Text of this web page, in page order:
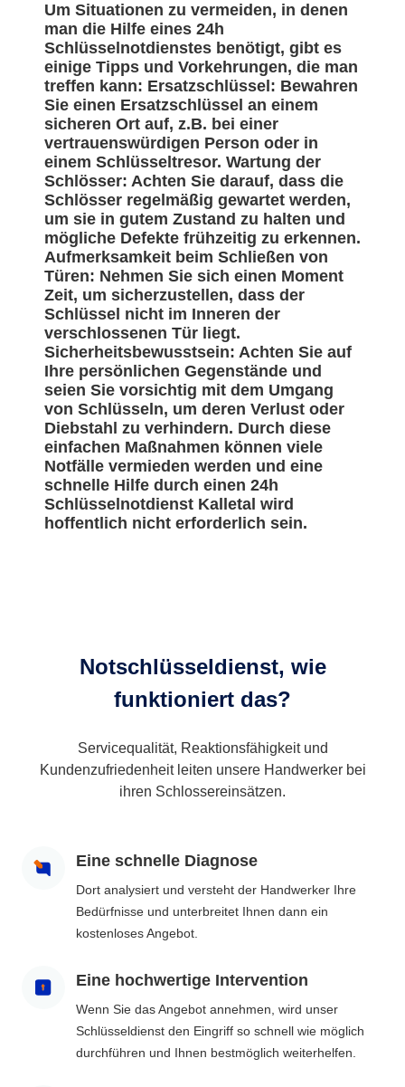
Um Situationen zu vermeiden, in denen
man die Hilfe eines 24h
Schlüsselnotdienstes benötigt, gibt es
einige Tipps und Vorkehrungen, die man
treffen kann: Ersatzschlüssel: Bewahren
Sie einen Ersatzschlüssel an einem
sicheren Ort auf, z.B. bei einer
vertrauenswürdigen Person oder in
einem Schlüsseltresor. Wartung der
Schlösser: Achten Sie darauf, dass die
Schlösser regelmäßig gewartet werden,
um sie in gutem Zustand zu halten und
mögliche Defekte frühzeitig zu erkennen.
Aufmerksamkeit beim Schließen von
Türen: Nehmen Sie sich einen Moment
Zeit, um sicherzustellen, dass der
Schlüssel nicht im Inneren der
verschlossenen Tür liegt.
Sicherheitsbewusstsein: Achten Sie auf
Ihre persönlichen Gegenstände und
seien Sie vorsichtig mit dem Umgang
von Schlüsseln, um deren Verlust oder
Diebstahl zu verhindern. Durch diese
einfachen Maßnahmen können viele
Notfälle vermieden werden und eine
schnelle Hilfe durch einen 24h
Schlüsselnotdienst Kalletal wird
hoffentlich nicht erforderlich sein.
Notschlüsseldienst, wie
funktioniert das?
Servicequalität, Reaktionsfähigkeit und
Kundenzufriedenheit leiten unsere Handwerker bei
ihren Schlossereinsätzen.
Eine schnelle Diagnose
Dort analysiert und versteht der Handwerker Ihre
Bedürfnisse und unterbreitet Ihnen dann ein
kostenloses Angebot.
Eine hochwertige Intervention
Wenn Sie das Angebot annehmen, wird unser
Schlüsseldienst den Eingriff so schnell wie möglich
durchführen und Ihnen bestmöglich weiterhelfen.